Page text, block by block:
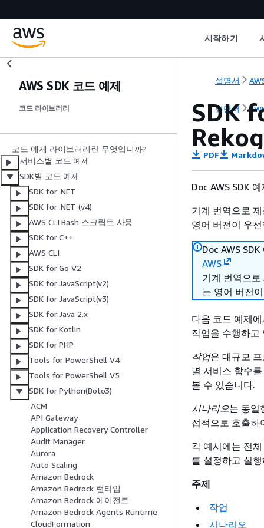
시작하기
AWS SDK 코드 예제
코드 라이브러리
코드 예제 라이브러리란 무엇입니까?
서비스별 코드 예제
SDK별 코드 예제
SDK for .NET
SDK for .NET (v4)
AWS CLI Bash 스크립트 사용
SDK for C++
AWS CLI
SDK for Go V2
SDK for JavaScript(v2)
SDK for JavaScript(v3)
SDK for Java 2.x
SDK for Kotlin
SDK for PHP
Tools for PowerShell V4
Tools for PowerShell V5
SDK for Python(Boto3)
ACM
API Gateway
Application Recovery Controller
Audit Manager
Aurora
Auto Scaling
Amazon Bedrock
Amazon Bedrock 런타임
Amazon Bedrock 에이전트
Amazon Bedrock Agents Runtime
CloudFormation
설명서
설명서
SDK
PDF
Doc AWS SDK
기계 번역으로
영어 버전이 우
Doc AWS
AWS
기계 번역으
는 영어 버전
다음 코드 예제
작업을 수행하고
작업은 대규모
별 서비스 함수
볼 수 있습니다.
시나리오는 동일
접적으로 호출하
각 예시에는 전
를 설정하고 실
주제
작업
시나리오